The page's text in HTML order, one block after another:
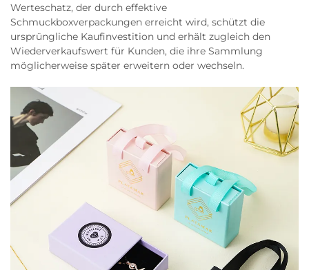
Werteschatz, der durch effektive
Schmuckboxverpackungen erreicht wird, schützt die
ursprüngliche Kaufinvestition und erhält zugleich den
Wiederverkaufswert für Kunden, die ihre Sammlung
möglicherweise später erweitern oder wechseln.